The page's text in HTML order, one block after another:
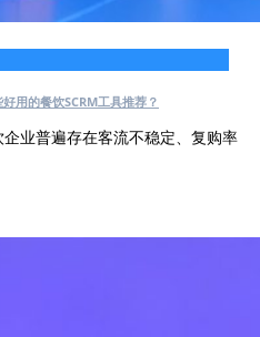
用的餐饮SCRM工具推荐？
业普遍存在客流不稳定、复购率